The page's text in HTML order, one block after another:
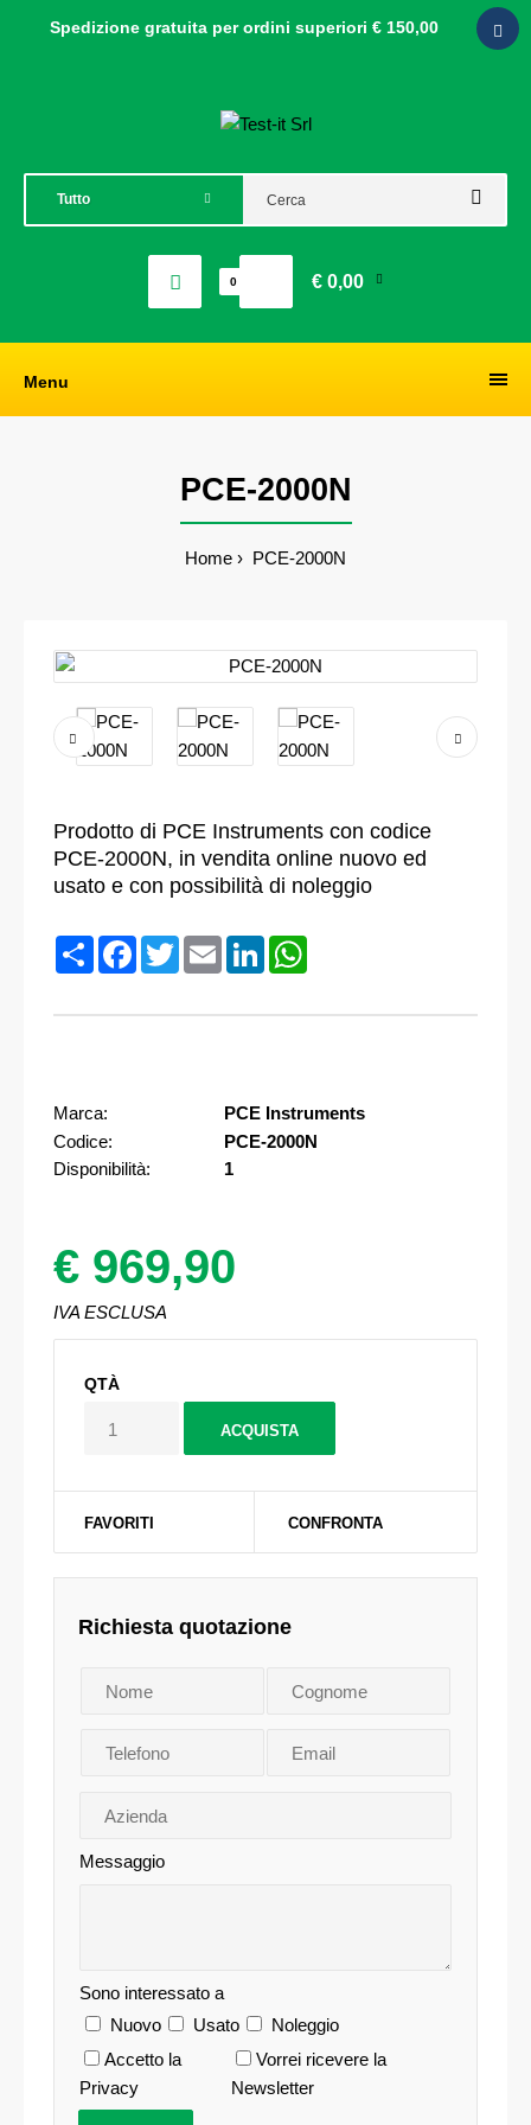
Spedizione gratuita per ordini superiori € 150,00
0 € 0,00
Menu
PCE-2000N
Home PCE-2000N
Prodotto di PCE Instruments con codice
PCE-2000N, in vendita online nuovo ed
usato e con possibilità di noleggio
CondividiFacebook
TwitterEmail LinkedIn
Marca:
PCE Instruments
Codice:
PCE-2000N
Disponibilità:
1
€ 969,90
IVA ESCLUSA
QTÀ
FAVORITI CONFRONTA
Richiesta quotazione
Messaggio
Sono interessato a
Nuovo
Usato
Noleggio
Accetto la
Privacy
Vorrei ricevere la
Newsletter